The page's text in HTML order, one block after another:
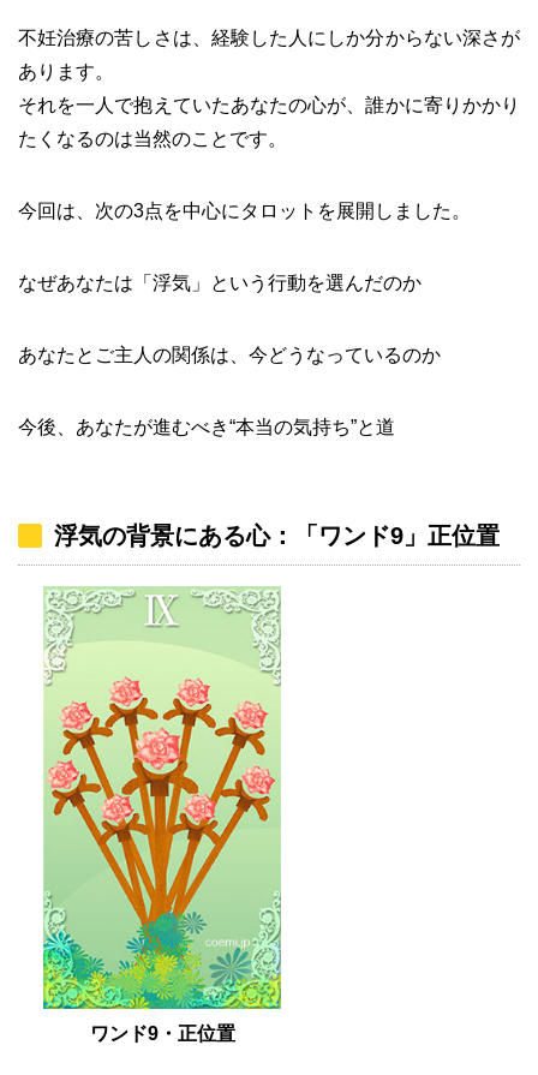
不妊治療の苦しさは、経験した人にしか分からない深さが
あります。
それを一人で抱えていたあなたの心が、誰かに寄りかかり
たくなるのは当然のことです。
今回は、次の3点を中心にタロットを展開しました。
なぜあなたは「浮気」という行動を選んだのか
あなたとご主人の関係は、今どうなっているのか
今後、あなたが進むべき“本当の気持ち”と道
浮気の背景にある心：「ワンド9」正位置
ワンド9・正位置